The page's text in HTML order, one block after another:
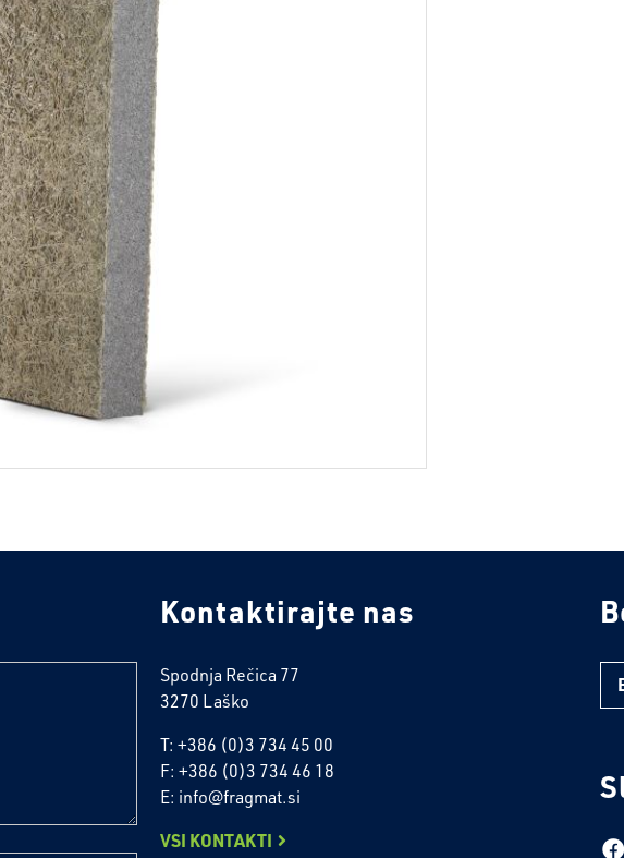
Kontaktirajte nas
Spodnja Rečica 77
3270 Laško
T: +386 (0)3 734 45 00
F: +386 (0)3 734 46 18
E: info@fragmat.si
VSI KONTAKTI